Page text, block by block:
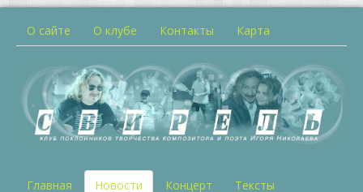
О сайте О клубе Контакты Карта
Главная Новости Концерт Тексты